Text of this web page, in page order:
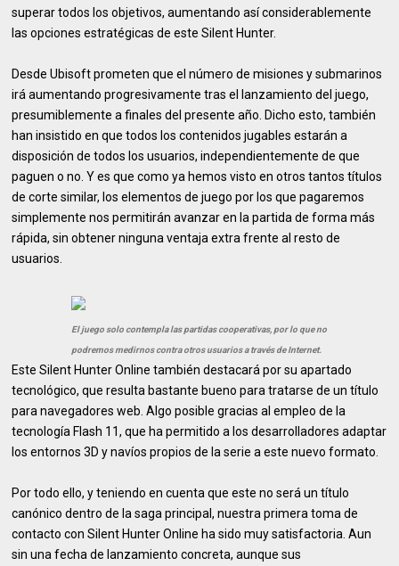
superar todos los objetivos, aumentando así considerablemente
las opciones estratégicas de este Silent Hunter.
Desde Ubisoft prometen que el número de misiones y submarinos
irá aumentando progresivamente tras el lanzamiento del juego,
presumiblemente a finales del presente año. Dicho esto, también
han insistido en que todos los contenidos jugables estarán a
disposición de todos los usuarios, independientemente de que
paguen o no. Y es que como ya hemos visto en otros tantos títulos
de corte similar, los elementos de juego por los que pagaremos
simplemente nos permitirán avanzar en la partida de forma más
rápida, sin obtener ninguna ventaja extra frente al resto de
usuarios.
El juego solo contempla las partidas cooperativas, por lo que no
podremos medirnos contra otros usuarios a través de Internet.
Este Silent Hunter Online también destacará por su apartado
tecnológico, que resulta bastante bueno para tratarse de un título
para navegadores web. Algo posible gracias al empleo de la
tecnología Flash 11, que ha permitido a los desarrolladores adaptar
los entornos 3D y navíos propios de la serie a este nuevo formato.
Por todo ello, y teniendo en cuenta que este no será un título
canónico dentro de la saga principal, nuestra primera toma de
contacto con Silent Hunter Online ha sido muy satisfactoria. Aun
sin una fecha de lanzamiento concreta, aunque sus